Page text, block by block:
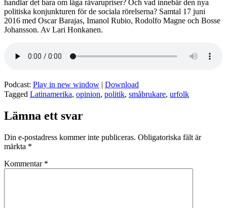
handlar det bara om låga råvarupriser? Och vad innebär den nya
politiska konjunkturen för de sociala rörelserna? Samtal 17 juni
2016 med Oscar Barajas, Imanol Rubio, Rodolfo Magne och Bosse
Johansson. Av Lari Honkanen.
Podcast: Play in new window | Download
Tagged Latinamerika, opinion, politik, småbrukare, urfolk
Lämna ett svar
Din e-postadress kommer inte publiceras. Obligatoriska fält är
märkta *
Kommentar *